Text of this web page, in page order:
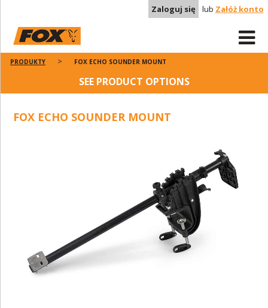
Zaloguj się lub Załóż konto
PRODUKTY FOX ECHO SOUNDER MOUNT
SEE PRODUCT OPTIONS
FOX ECHO SOUNDER MOUNT